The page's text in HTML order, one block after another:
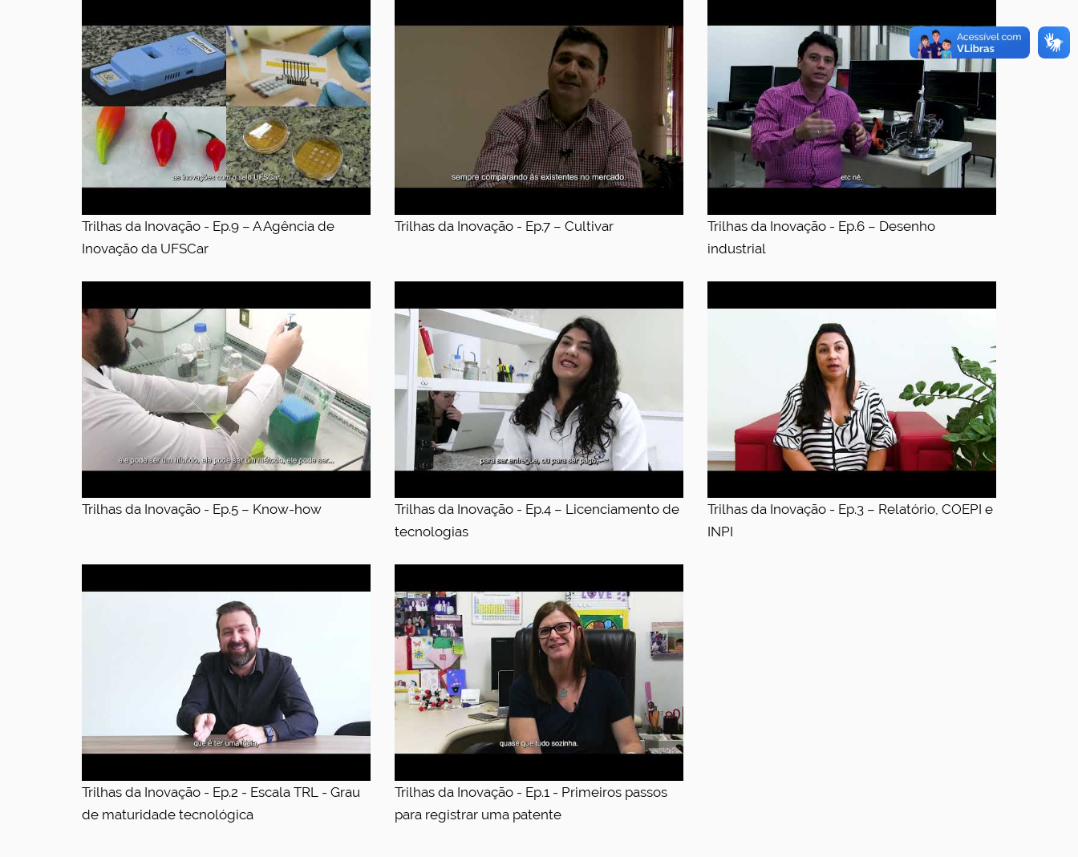
Trilhas da Inovação - Ep.9 – A Agência de
Inovação da UFSCar
Trilhas da Inovação - Ep.7 – Cultivar
Trilhas da Inovação - Ep.6 – Desenho
industrial
Trilhas da Inovação - Ep.5 – Know-how
Trilhas da Inovação - Ep.4 – Licenciamento de
tecnologias
Trilhas da Inovação - Ep.3 – Relatório, COEPI e
INPI
Trilhas da Inovação - Ep.2 - Escala TRL - Grau
de maturidade tecnológica
Trilhas da Inovação - Ep.1 - Primeiros passos
para registrar uma patente